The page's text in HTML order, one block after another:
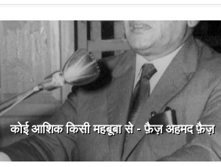
कोई आशिक किसी महबूबा से - फ़ैज़ अहमद फ़ैज़